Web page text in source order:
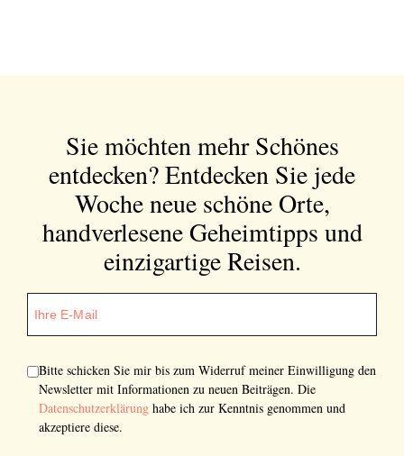
Sie möchten mehr Schönes
entdecken?Entdecken Sie jede
Woche neue schöne Orte,
handverlesene Geheimtipps und
einzigartige Reisen.
Bitte schicken Sie mir bis zum Widerruf meiner Einwilligung den
Newsletter mit Informationen zu neuen Beiträgen. Die
Datenschutzerklärung habe ich zur Kenntnis genommen und
akzeptiere diese.
Bitte schicken Sie mir bis zum Widerruf meiner
Einwilligung den Newsletter mit Informationen zu
neuen Beiträgen. Die
Datenschutzerklärung
zur Kenntnis genommen und akzeptiere diese.
SENDEN